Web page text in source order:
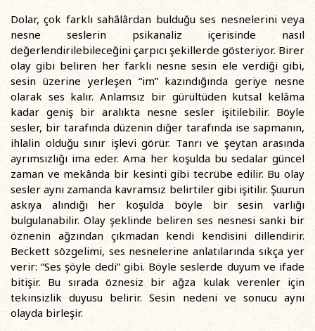
Dolar, çok farklı sahâlârdan bulduğu ses nesnelerini veya
nesne seslerin psikanaliz içerisinde nasıl
değerlendirilebileceğini çarpıcı şekillerde gösteriyor. Birer
olay gibi beliren her farklı nesne sesin ele verdiği gibi,
sesin üzerine yerleşen “im” kazındığında geriye nesne
olarak ses kalır. Anlamsız bir gürültüden kutsal kelâma
kadar geniş bir aralıkta nesne sesler işitilebilir. Böyle
sesler, bir tarafında düzenin diğer tarafında ise sapmanın,
ihlalin olduğu sınır işlevi görür. Tanrı ve şeytan arasında
ayrımsızlığı ima eder. Ama her koşulda bu sedalar güncel
zaman ve mekânda bir kesinti gibi tecrübe edilir. Bu olay
sesler aynı zamanda kavramsız belirtiler gibi işitilir. Şuurun
askıya alındığı her koşulda böyle bir sesin varlığı
bulgulanabilir. Olay şeklinde beliren ses nesnesi sanki bir
öznenin ağzından çıkmadan kendi kendisini dillendirir.
Beckett sözgelimi, ses nesnelerine anlatılarında sıkça yer
verir: “Ses şöyle dedi” gibi. Böyle seslerde duyum ve ifade
bitişir. Bu sırada öznesiz bir ağza kulak verenler için
tekinsizlik duyusu belirir. Sesin nedeni ve sonucu aynı
olayda birleşir.